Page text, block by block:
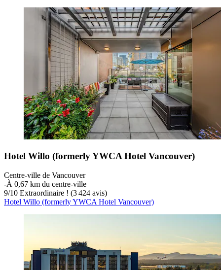
Hotel Willo (formerly YWCA Hotel Vancouver)
Centre-ville de Vancouver
‐À 0,67 km du centre-ville
9/10 Extraordinaire ! (3 424 avis)
Hotel Willo (formerly YWCA Hotel Vancouver)